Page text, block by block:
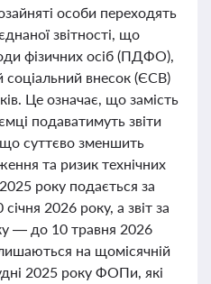
особи переходять
звітності, що
фізичних осіб (ПДФО),
соціальний внесок (ЄСВ)
Це означає, що замість
подаватимуть звіти
суттєво зменшить
та ризик технічних
року подається за
2026 року, а звіт за
— до 10 травня 2026
на щомісячній
2025 року ФОПи, які